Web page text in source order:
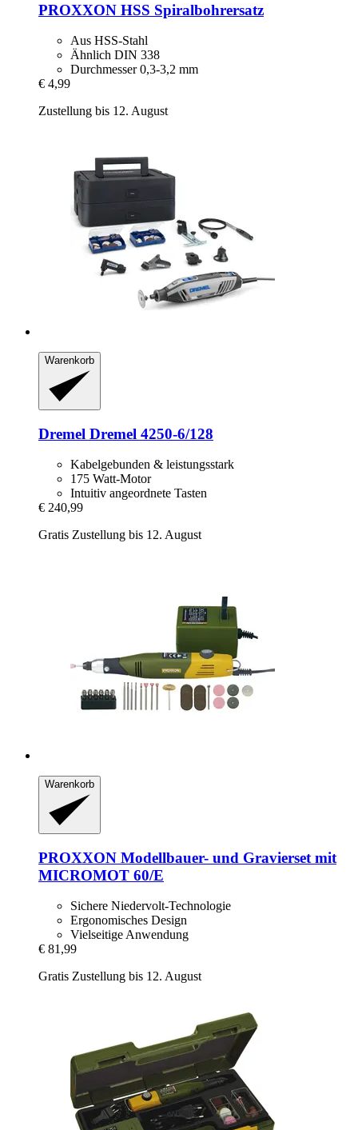
PROXXON HSS Spiralbohrersatz
Aus HSS-Stahl
Ähnlich DIN 338
Durchmesser 0,3-3,2 mm
€ 4,99
Zustellung bis 12. August
Warenkorb
Dremel Dremel 4250-​6/128
Kabelgebunden & leistungsstark
175 Watt-Motor
Intuitiv angeordnete Tasten
€ 240,99
Gratis Zustellung bis 12. August
Warenkorb
PROXXON Modellbauer-​ und Gravierset mit
MICROMOT 60/E
Sichere Niedervolt-Technologie
Ergonomisches Design
Vielseitige Anwendung
€ 81,99
Gratis Zustellung bis 12. August